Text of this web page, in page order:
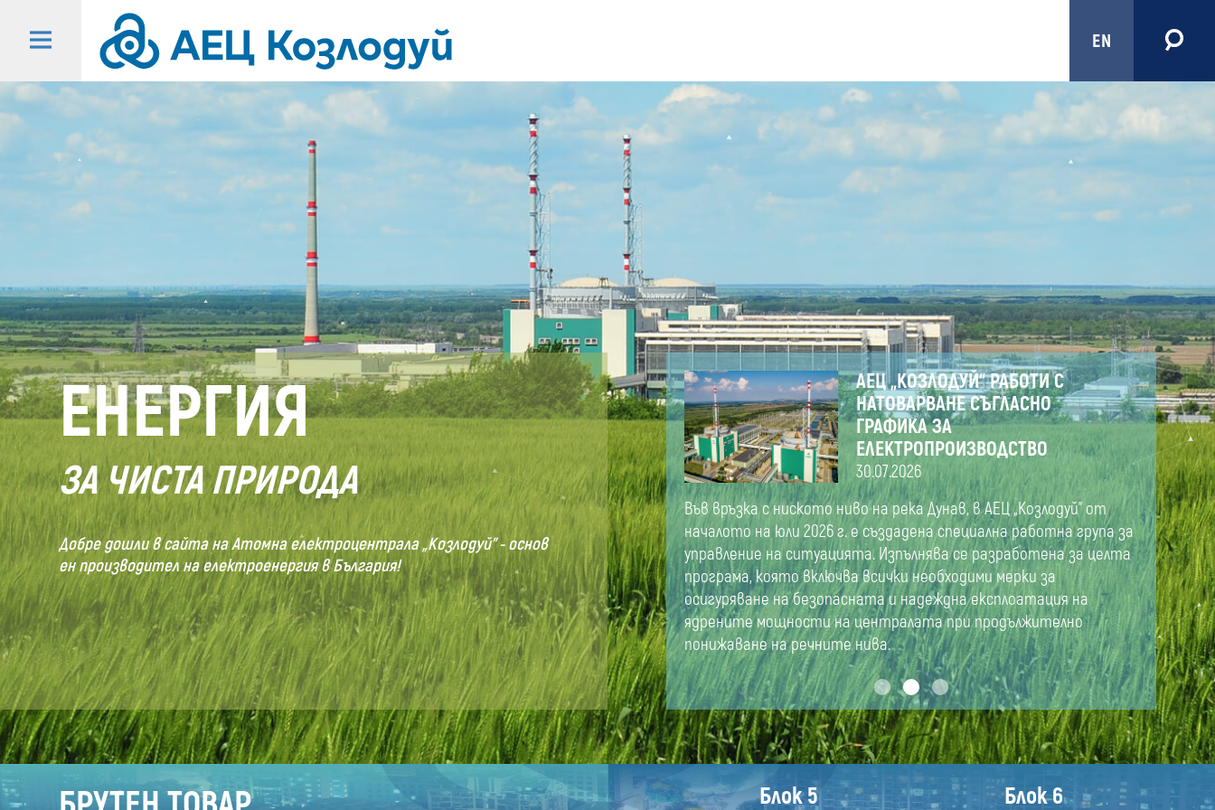
EN
Начало
-
АЕЦ
ЕНЕРГИЯ
ЗА ЧИСТА ПРИРОДА
Добре дошли в сайта на Атомна електроцентрала „Козлодуй” - основ
ен производител на електроенергия в България!
АЕЦ „КОЗЛОДУЙ“ РАБОТИ С
НАТОВАРВАНЕ СЪГЛАСНО
ГРАФИКА ЗА
ЕЛЕКТРОПРОИЗВОДСТВО
30.07.2026
Във връзка с ниското ниво на река Дунав, в АЕЦ „Козлодуй” от
началото на юли 2026 г. е създадена специална работна група за
управление на ситуацията. Изпълнява се разработена за целта
програма, която включва всички необходими мерки за
осигуряване на безопасната и надеждна експлоатация на
ядрените мощности на централата при продължително
понижаване на речните нива.
Блок 5 Блок 6